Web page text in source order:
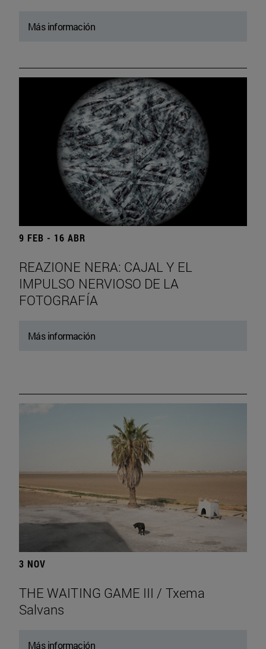
Más información
9 FEB - 16 ABR
REAZIONE NERA: CAJAL Y EL
IMPULSO NERVIOSO DE LA
FOTOGRAFÍA
Más información
3 NOV
THE WAITING GAME III / Txema
Salvans
Más información